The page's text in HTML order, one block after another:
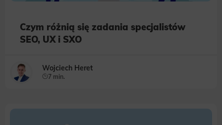
Czym różnią się zadania specjalistów
SEO, UX i SXO
Wojciech Heret
7 min.